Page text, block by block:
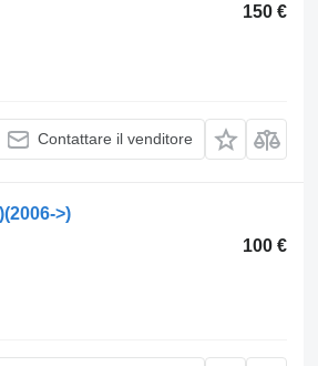
150 €
Contattare il venditore
>)
100 €